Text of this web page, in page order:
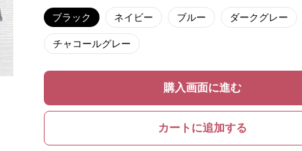
ブラック ネイビー ブルー ダークグレー
チャコールグレー
購入画面に進む
カートに追加する